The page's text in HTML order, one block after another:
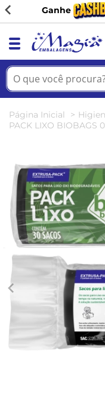
Ganhe
Página Inicial
PACK LIXO BIOBAGS